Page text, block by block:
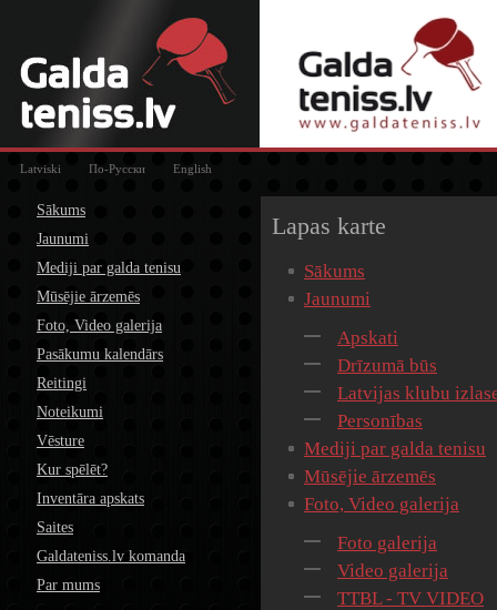
Latviski По-Русски English
Sākums
Jaunumi
Mediji par galda tenisu
Mūsējie ārzemēs
Foto, Video galerija
Pasākumu kalendārs
Reitingi
Noteikumi
Vēsture
Kur spēlēt?
Inventāra apskats
Saites
Galdateniss.lv komanda
Par mums
Lapas karte
Sākums
Jaunumi
Apskati
Drīzumā būs
Latvijas klubu
Personības
Mediji par galda tenisu
Mūsējie ārzemēs
Foto, Video galerija
Foto galerija
Video galerija
TTBL - TV VIDEO